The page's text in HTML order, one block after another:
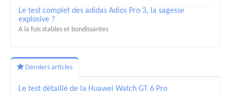
Le test complet des adidas Adios Pro 3, la sagesse
explosive ?
A la fois stables et bondissantes
Derniers articles
Le test détaillé de la Huawei Watch GT 6 Pro